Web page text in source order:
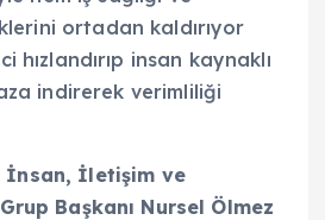
ortadan kaldırıyor
hızlandırıp insan kaynaklı
indirerek verimliliği
İnsan, İletişim ve
Başkanı Nursel Ölmez